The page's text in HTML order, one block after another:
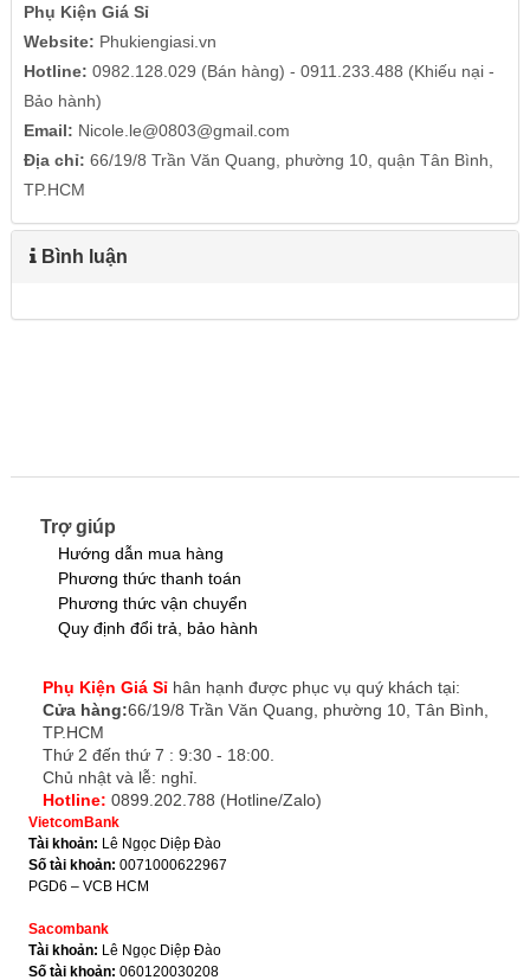
Phụ Kiện Giá Sỉ
Website: Phukiengiasi.vn
Hotline: 0982.128.029 (Bán hàng) - 0911.233.488 (Khiếu nại -
Bảo hành)
Email: Nicole.le@0803@gmail.com
Địa chỉ: 66/19/8 Trần Văn Quang, phường 10, quận Tân Bình,
TP.HCM
Bình luận
Trợ giúp
Hướng dẫn mua hàng
Phương thức thanh toán
Phương thức vận chuyển
Quy định đổi trả, bảo hành
Phụ Kiện Giá Sỉhân hạnh được phục vụ quý khách tại:
Cửa hàng:66/19/8 Trần Văn Quang, phường 10, Tân Bình,
TP.HCM
Thứ 2 đến thứ 7 : 9:30 - 18:00.
Chủ nhật và lễ: nghỉ.
Hotline: 0899.202.788 (Hotline/Zalo)
VietcomBank
Tài khoản: Lê Ngọc Diệp Đào
Số tài khoản: 0071000622967
PGD6 – VCB HCM
Sacombank
Tài khoản: Lê Ngọc Diệp Đào
Số tài khoản: 060120030208